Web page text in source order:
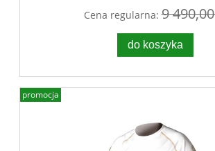
Cena regularna:9 490,00
do koszyka
promocja